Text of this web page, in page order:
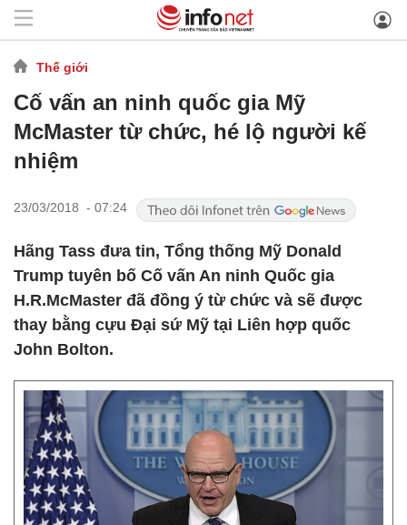
Thế giới
Cố vấn an ninh quốc gia Mỹ
McMaster từ chức, hé lộ người kế
nhiệm ​
23/03/2018 - 07:24
Hãng Tass đưa tin, Tổng thống Mỹ Donald
Trump tuyên bố Cố vấn An ninh Quốc gia
H.R.McMaster đã đồng ý từ chức và sẽ được
thay bằng cựu Đại sứ Mỹ tại Liên hợp quốc
John Bolton. ​